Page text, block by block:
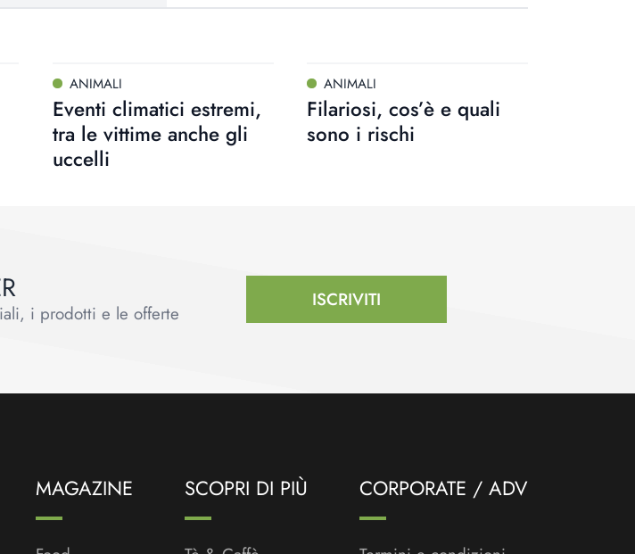
ANIMALI
Eventi climatici estremi,
tra le vittime anche gli
uccelli
ANIMALI
Filariosi, cos’è e quali
sono i rischi
i prodotti e le offerte
ISCRIVITI
MAGAZINE SCOPRI DI PIÙ CORPORATE / ADV